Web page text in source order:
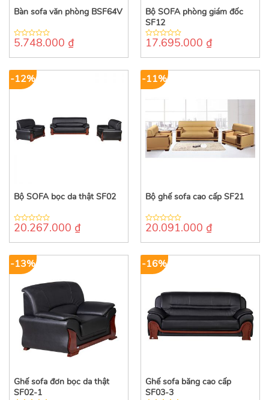
Bàn sofa văn phòng BSF64V
0
of
5.748.000 ₫
Bộ SOFA phòng giám đốc
SF12
0
of
17.695.000 ₫
-12%
Bộ SOFA bọc da thật SF02
0
of
20.267.000 ₫
-11%
Bộ ghế sofa cao cấp SF21
0
of
20.091.000 ₫
-13%
Ghế sofa đơn bọc da thật
SF02-1
-16%
Ghế sofa băng cao cấp
SF03-3